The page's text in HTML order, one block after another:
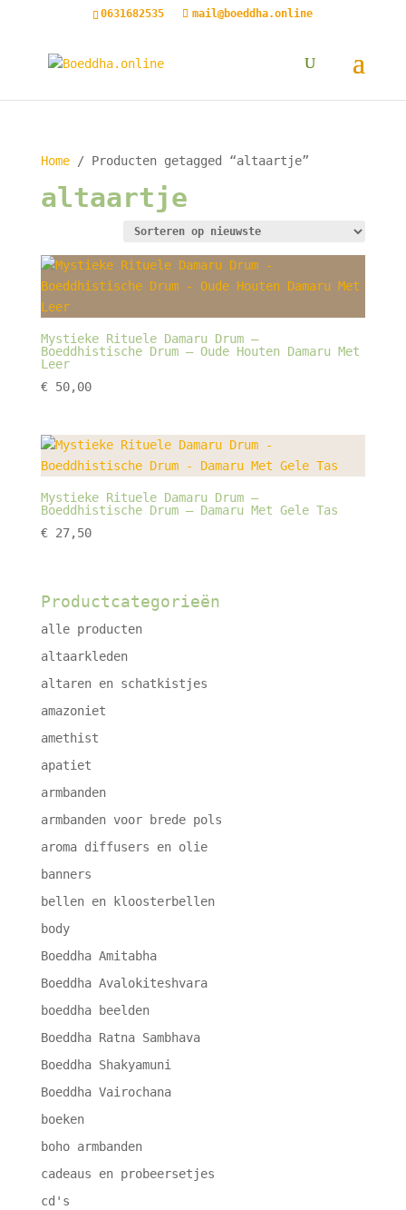
0631682535 mail@boeddha.online
Home/ Producten getagged “altaartje”
altaartje
Mystieke Rituele Damaru Drum –
Boeddhistische Drum – Oude Houten Damaru Met
Leer
€50,00
Mystieke Rituele Damaru Drum –
Boeddhistische Drum – Damaru Met Gele Tas
€27,50
Productcategorieën
alle producten
altaarkleden
altaren en schatkistjes
amazoniet
amethist
apatiet
armbanden
armbanden voor brede pols
aroma diffusers en olie
banners
bellen en kloosterbellen
body
Boeddha Amitabha
Boeddha Avalokiteshvara
boeddha beelden
Boeddha Ratna Sambhava
Boeddha Shakyamuni
Boeddha Vairochana
boeken
boho armbanden
cadeaus en probeersetjes
cd's